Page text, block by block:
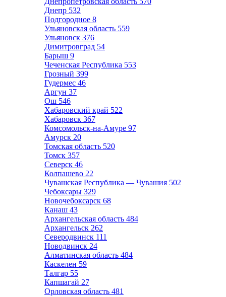
Днепр 532
Подгородное 8
Ульяновская область 559
Ульяновск 376
Димитровград 54
Барыш 9
Чеченская Республика 553
Грозный 399
Гудермес 46
Аргун 37
Ош 546
Хабаровский край 522
Хабаровск 367
Комсомольск-на-Амуре 97
Амурск 20
Томская область 520
Томск 357
Северск 46
Колпашево 22
Чувашская Республика — Чувашия 502
Чебоксары 329
Новочебоксарск 68
Канаш 43
Архангельская область 484
Архангельск 262
Северодвинск 111
Новодвинск 24
Алматинская область 484
Каскелен 59
Талгар 55
Капшагай 27
Орловская область 481